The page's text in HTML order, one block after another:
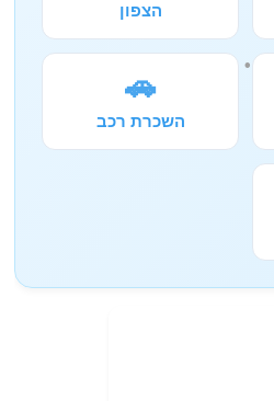
הצפון
🚗
השכרת רכב